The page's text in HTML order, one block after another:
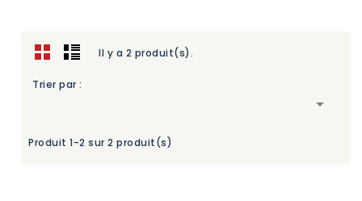
Il y a 2 produit(s).
Trier par :

Produit 1-2 sur 2 produit(s)